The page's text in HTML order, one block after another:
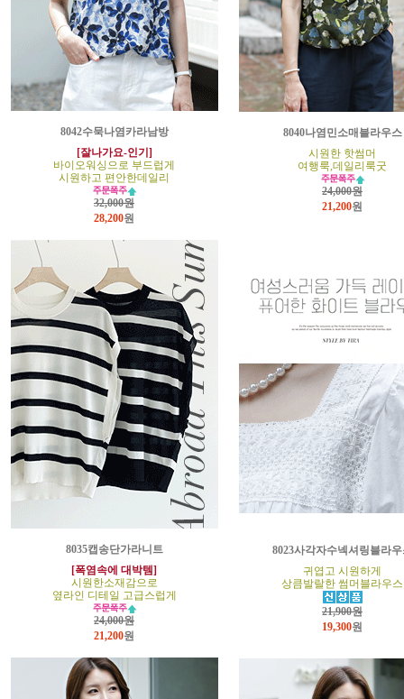
8042수묵나염카라남방
[잘나가요-인기]
바이오워싱으로 부드럽게
시원하고 편안한데일리
32,000원
28,200원
8040나염민소매블라우스
시원한 핫썸머
여행룩,데일리룩굿
24,000원
21,200원
8035캡송단가라니트
[폭염속에 대박템]
시원한소재감으로
옆라인 디테일 고급스럽게
24,000원
21,200원
8023사각자수넥셔링블라우
귀엽고 시원하게
상큼발랄한 썸머블라우스
21,900원
19,300원